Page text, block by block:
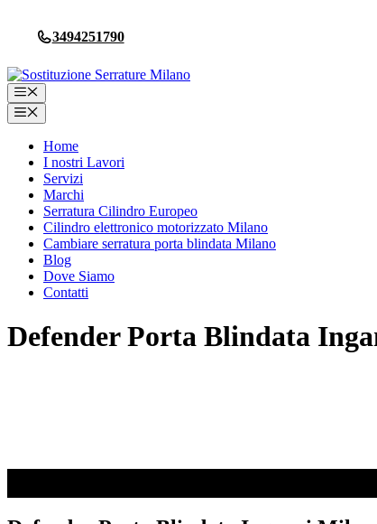
contenuto
3494251790
Menu
Menu
Home
I nostri Lavori
Servizi
Marchi
Serratura Cilindro Europeo
Cilindro elettronico motorizzato Milano
Cambiare serratura porta blindata Milano
Blog
Dove Siamo
Contatti
Defender Porta Blindata